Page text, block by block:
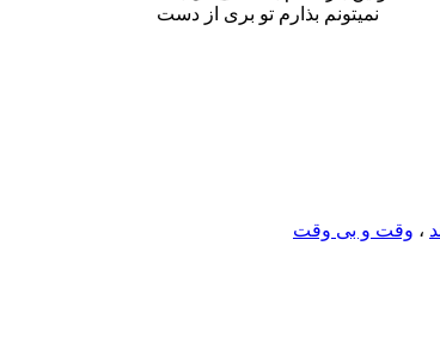
نمیتونم بذارم تو بری از دست
، وقت و بی وقت